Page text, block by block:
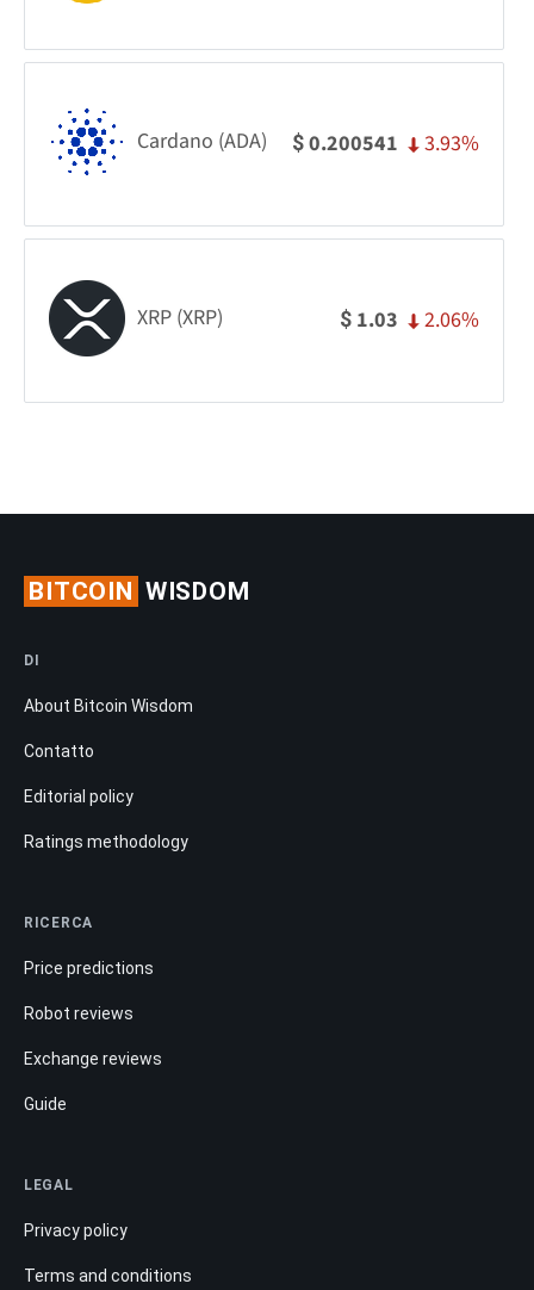
Cardano (ADA) $0.200541 3.93%
XRP (XRP) $ 1.03 2.06%
BITCOIN WISDOM
DI
About Bitcoin Wisdom
Contatto
Editorial policy
Ratings methodology
RICERCA
Price predictions
Robot reviews
Exchange reviews
Guide
LEGAL
Privacy policy
Terms and conditions